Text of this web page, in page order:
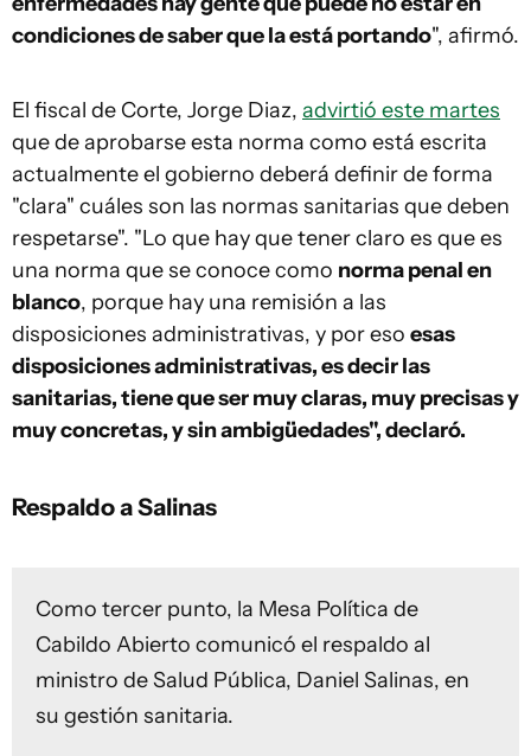
condiciones de saber que la está portando", afirmó.
El fiscal de Corte, Jorge Diaz, advirtió este martes
que de aprobarse esta norma como está escrita
actualmente el gobierno deberá definir de forma
"clara" cuáles son las normas sanitarias que deben
respetarse". "Lo que hay que tener claro es que es
una norma que se conoce como norma penal en
blanco, porque hay una remisión a las
disposiciones administrativas, y por eso esas
disposiciones administrativas, es decir las
sanitarias, tiene que ser muy claras, muy precisas y
muy concretas, y sin ambigüedades", declaró.
Respaldo a Salinas
Como tercer punto, la Mesa Política de
Cabildo Abierto comunicó el respaldo al
ministro de Salud Pública, Daniel Salinas, en
su gestión sanitaria.